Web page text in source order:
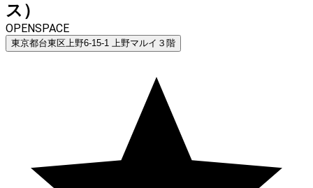
ス）
OPENSPACE
東京都台東区上野6-15-1 上野マルイ３階